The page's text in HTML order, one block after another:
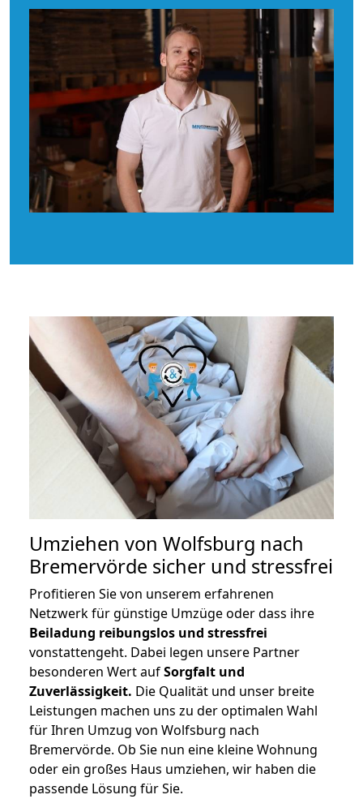
Umziehen von Wolfsburg nach
Bremervörde sicher und stressfrei
Profitieren Sie von unserem erfahrenen
Netzwerk für günstige Umzüge oder dass ihre
Beiladung reibungslos und stressfrei
vonstattengeht. Dabei legen unsere Partner
besonderen Wert aufSorgfalt und
Zuverlässigkeit. Die Qualität und unser breite
Leistungen machen uns zu der optimalen Wahl
für Ihren Umzug von Wolfsburg nach
Bremervörde. Ob Sie nun eine kleine Wohnung
oder ein großes Haus umziehen, wir haben die
passende Lösung für Sie.